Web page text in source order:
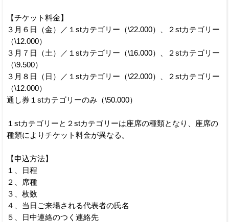
【チケット料金】
３月６日（金）／１stカテゴリー（\22.000）、２stカテゴリー
（\12.000）
３月７日（土）／１stカテゴリー（\16.000）、２stカテゴリー
（\9.500）
３月８日（日）／１stカテゴリー（\22.000）、２stカテゴリー
（\12.000）
通し券１stカテゴリーのみ（\50.000）
１stカテゴリーと２stカテゴリーは座席の種類となり、座席の
種類によりチケット料金が異なる。
【申込方法】
１、日程
２、席種
３、枚数
４、当日ご来場される代表者の氏名
５、日中連絡のつく連絡先